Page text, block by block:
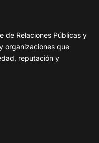
de Relaciones Públicas y
organizaciones que
reputación y